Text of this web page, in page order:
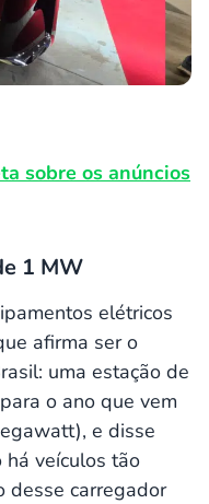
sobre os anúncios
1 MW
elétricos
afirma ser o
uma estação de
o ano que vem
e disse
veículos tão
desse carregador